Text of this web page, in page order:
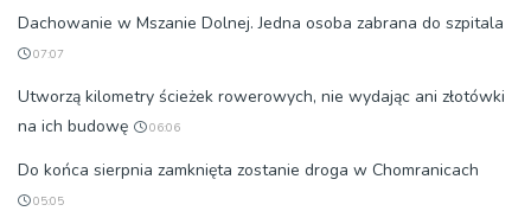
Dachowanie w Mszanie Dolnej. Jedna osoba zabrana do szpitala
07:07
Utworzą kilometry ścieżek rowerowych, nie wydając ani złotówki
na ich budowę
06:06
Do końca sierpnia zamknięta zostanie droga w Chomranicach
05:05